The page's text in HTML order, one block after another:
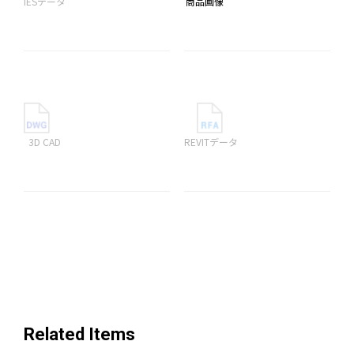
3D CAD REVITデータ
Related Items